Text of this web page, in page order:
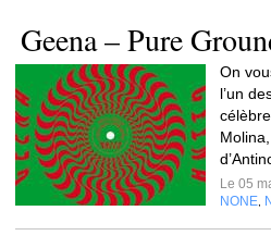
Geena – Pure
On
l’un
Le 05
NONE